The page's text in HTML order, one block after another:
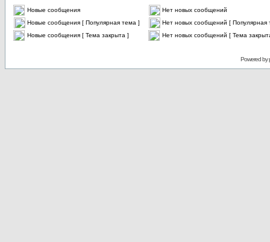
Новые сообщения
Нет новых сообщений
Новые сообщения [ Популярная тема ]
Нет новых сообщений [ Популярная
Новые сообщения [ Тема закрыта ]
Нет новых сообщений [ Тема
Powered by